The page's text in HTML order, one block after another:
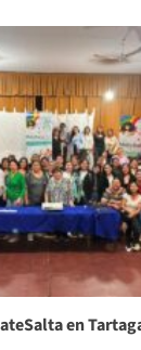
en